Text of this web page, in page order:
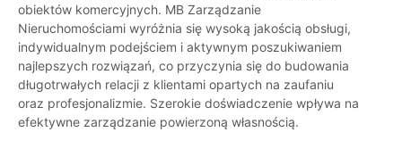
obiektów komercyjnych. MB Zarządzanie
Nieruchomościami wyróżnia się wysoką jakością obsługi,
indywidualnym podejściem i aktywnym poszukiwaniem
najlepszych rozwiązań, co przyczynia się do budowania
długotrwałych relacji z klientami opartych na zaufaniu
oraz profesjonalizmie. Szerokie doświadczenie wpływa na
efektywne zarządzanie powierzoną własnością.